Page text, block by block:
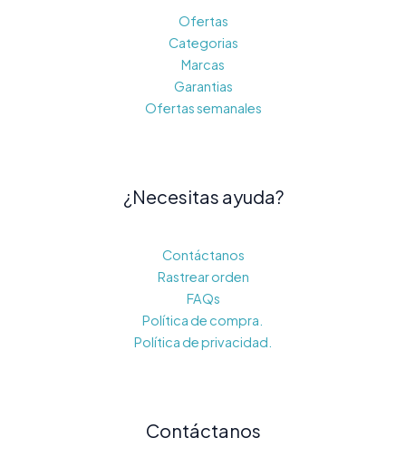
Ofertas
Categorias
Marcas
Garantias
Ofertas semanales
¿Necesitas ayuda?
Contáctanos
Rastrear orden
FAQs
Política de compra.
Política de privacidad.
Contáctanos